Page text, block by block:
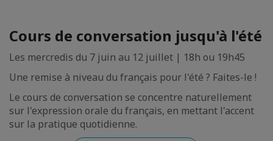
Cours de conversation jusqu'à l'été
Les mercredis du 7 juin au 12 juillet | 18h ou 19h45
Une remise à niveau du français pour l'été ? Faites-le !
Le cours de conversation se concentre naturellement
sur l'expression orale du français, en mettant l'accent
sur la pratique quotidienne.